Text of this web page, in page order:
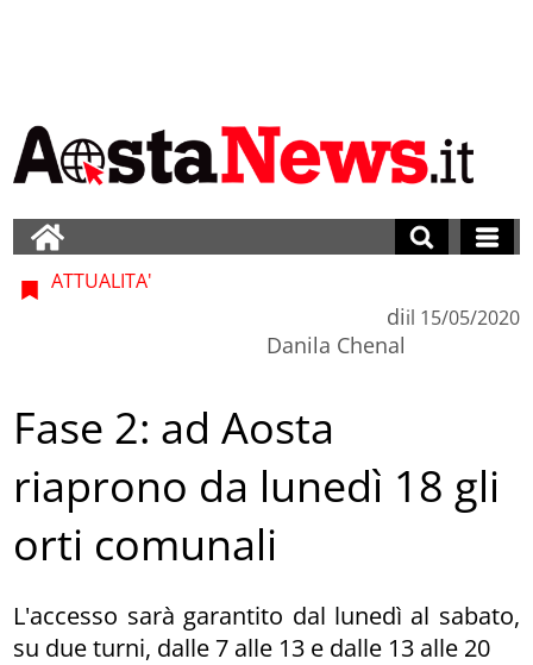
ATTUALITA'
di
Danila Chenal
il 15/05/2020
Fase 2: ad Aosta
riaprono da lunedì 18 gli
orti comunali
L'accesso sarà garantito dal lunedì al sabato,
su due turni, dalle 7 alle 13 e dalle 13 alle 20